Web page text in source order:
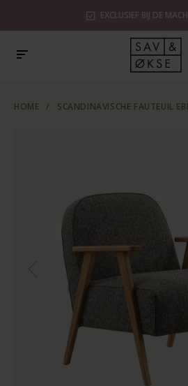
EXCLUSIEF BIJ DE
HOME / SCANDINAVISCHE FAUTEUIL